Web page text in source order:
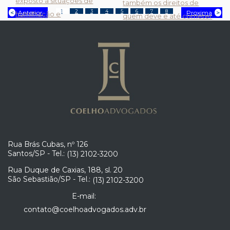
humilhação e
constante, seja por meio
Sobrecarregar o funcioná...
também os direitos de
quem deve e até cometer
terceiros, realizar
ameaças, fazer cobranças
Anterior 1 2 3 4 5 6 7 8 Proxima
Rua Brás Cubas, nº 126
Santos/SP - Tel.: (13) 2102-3200
Rua Duque de Caxias, 188, sl. 20
São Sebastião/SP - Tel.: (13) 2102-3200
E-mail:
contato@coelhoadvogados.adv.br